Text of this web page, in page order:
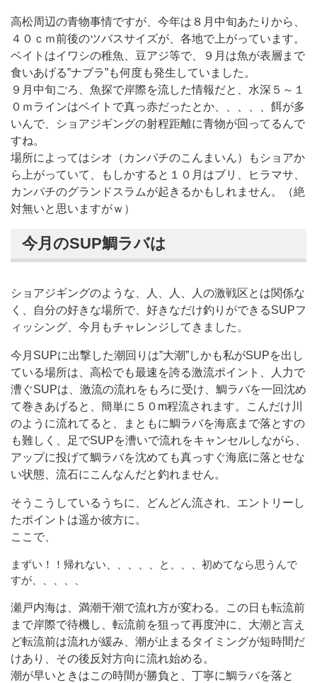
高松周辺の青物事情ですが、今年は８月中旬あたりから、
４０ｃｍ前後のツバスサイズが、各地で上がっています。
ベイトはイワシの稚魚、豆アジ等で、９月は魚が表層まで
食いあげる”ナブラ”も何度も発生していました。
９月中旬ごろ、魚探で岸際を流した情報だと、水深５～１
０ｍラインはベイトで真っ赤だったとか、、、、、餌が多
いんで、ショアジギングの射程距離に青物が回ってるんで
すね。
場所によってはシオ（カンパチのこんまいん）もショアか
ら上がっていて、もしかすると１０月はブリ、ヒラマサ、
カンパチのグランドスラムが起きるかもしれません。（絶
対無いと思いますがｗ）
今月のSUP鯛ラバは
ショアジギングのような、人、人、人の激戦区とは関係な
く、自分の好きな場所で、好きなだけ釣りができるSUPフ
ィッシング、今月もチャレンジしてきました。
今月SUPに出撃した潮回りは”大潮”しかも私がSUPを出し
ている場所は、高松でも最速を誇る激流ポイント、人力で
漕ぐSUPは、激流の流れをもろに受け、鯛ラバを一回沈め
て巻きあげると、簡単に５０m程流されます。こんだけ川
のように流れてると、まともに鯛ラバを海底まで落とすの
も難しく、足でSUPを漕いで流れをキャンセルしながら、
アップに投げて鯛ラバを沈めても真っすぐ海底に落とせな
い状態、流石にこんなんだと釣れません。
そうこうしているうちに、どんどん流され、エントリーし
たポイントは遥か彼方に。
ここで、
まずい！！帰れない、、、、、と、、、初めてなら思うんで
すが、、、、、
瀬戸内海は、満潮干潮で流れ方が変わる。この日も転流前
まで岸際で待機し、転流前を狙って再度沖に、大潮と言え
ど転流前は流れが緩み、潮が止まるタイミングが短時間だ
けあり、その後反対方向に流れ始める。
潮が早いときはこの時間が勝負と、丁寧に鯛ラバを落と